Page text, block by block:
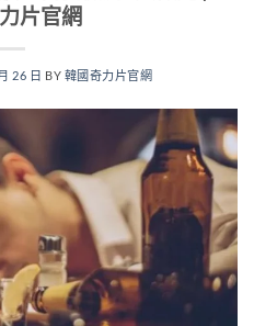
片官網
26 日 BY 韓國奇力片官網